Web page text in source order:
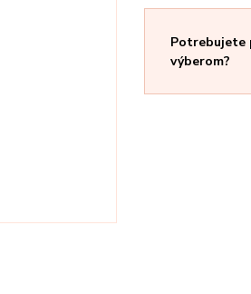
Potrebujete
výberom?